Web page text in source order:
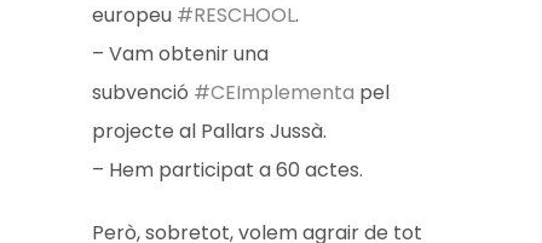
europeu #RESCHOOL.
– Vam obtenir una
subvenció #CEImplementa pel
projecte al Pallars Jussà.
– Hem participat a 60 actes.
Però, sobretot, volem agrair de tot